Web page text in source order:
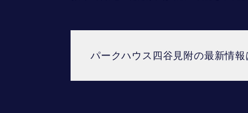
パークハウス四谷見附の最新情報